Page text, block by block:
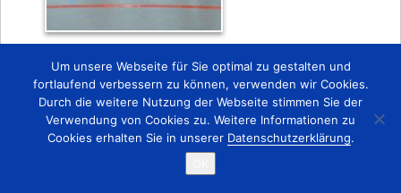
Zurück
Startseite Kontakt Impressum
Copyright © 2015 TSV 1863 Lobstädt e.V.
Um unsere Webseite für Sie optimal zu gestalten und
fortlaufend verbessern zu können, verwenden wir Cookies.
Durch die weitere Nutzung der Webseite stimmen Sie der
Verwendung von Cookies zu. Weitere Informationen zu
Cookies erhalten Sie in unserer Datenschutzerklärung.